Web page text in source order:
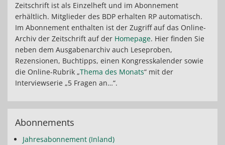
Zeitschrift ist als Einzelheft und im Abonnement
erhältlich. Mitglieder des BDP erhalten RP automatisch.
Im Abonnement enthalten ist der Zugriff auf das Online-
Archiv der Zeitschrift auf der Homepage. Hier finden Sie
neben dem Ausgabenarchiv auch Leseproben,
Rezensionen, Buchtipps, einen Kongresskalender sowie
die Online-Rubrik „Thema des Monats“ mit der
Interviewserie „5 Fragen an…“.
Abonnements
Jahresabonnement (Inland)